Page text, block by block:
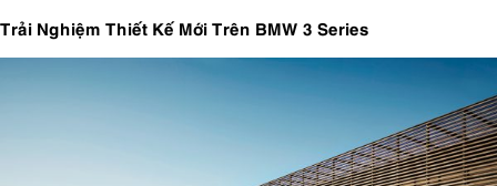
Trải Nghiệm Thiết Kế Mới Trên BMW 3 Series